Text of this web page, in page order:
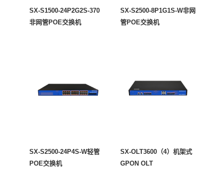
SX-S1500-24P2G2S-370
非网管POE交换机
SX-S2500-8P1G1S-W非网
管POE交换机
SX-S2500-24P4S-W轻管
POE交换机
SX-OLT3600（4）机架式
GPON OLT